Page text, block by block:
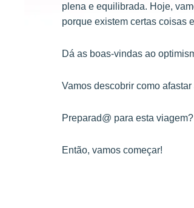
plena e equilibrada. Hoje,
porque existem certas coisas
Dá as boas-vindas ao
Vamos descobrir como
Preparad@ para esta viagem?
Então, vamos começar!